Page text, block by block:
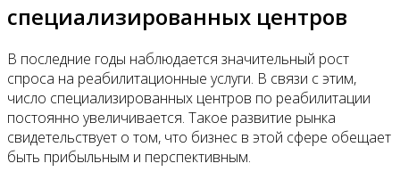
специализированных центров
В последние годы наблюдается значительный рост
спроса на реабилитационные услуги. В связи с этим,
число специализированных центров по реабилитации
постоянно увеличивается. Такое развитие рынка
свидетельствует о том, что бизнес в этой сфере обещает
быть прибыльным и перспективным.